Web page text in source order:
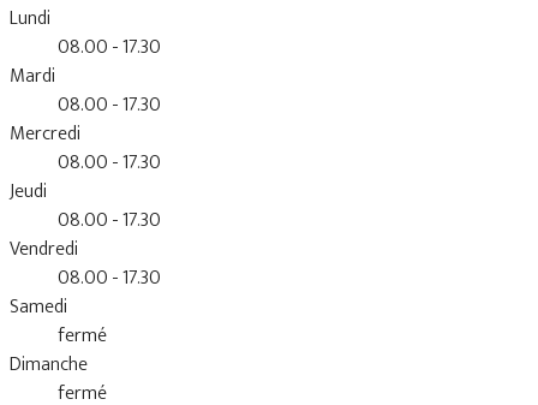
Lundi
08.00 - 17.30
Mardi
08.00 - 17.30
Mercredi
08.00 - 17.30
Jeudi
08.00 - 17.30
Vendredi
08.00 - 17.30
Samedi
fermé
Dimanche
fermé